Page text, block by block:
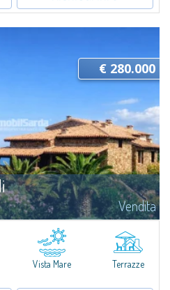
Vendita
nel residence Li Cuncheddi, ideale
e vicina al mare. Situato in un
offre un ambiente pratico e...
€ 280.000
Vista Mare Terrazze